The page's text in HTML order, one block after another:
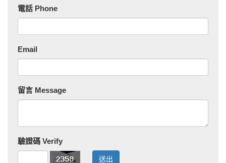
電話 Phone
Email
留言 Message
驗證碼 Verify